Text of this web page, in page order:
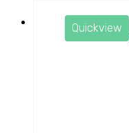
Quickview